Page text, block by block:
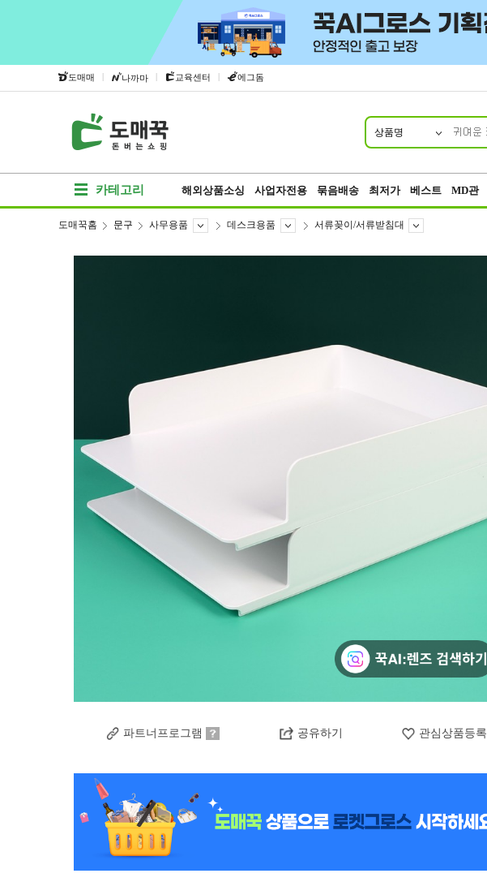
도매매 | 나까마 | 교육센터 | 에그돔
상품명
카테고리 해외상품소싱 사업자전용 묶음배송 최저가 베스트 MD관
도매꾹홈 문구 사무용품 데스크용품 서류꽂이/서류받침대
파트너프로그램 공유하기 관심상품등록